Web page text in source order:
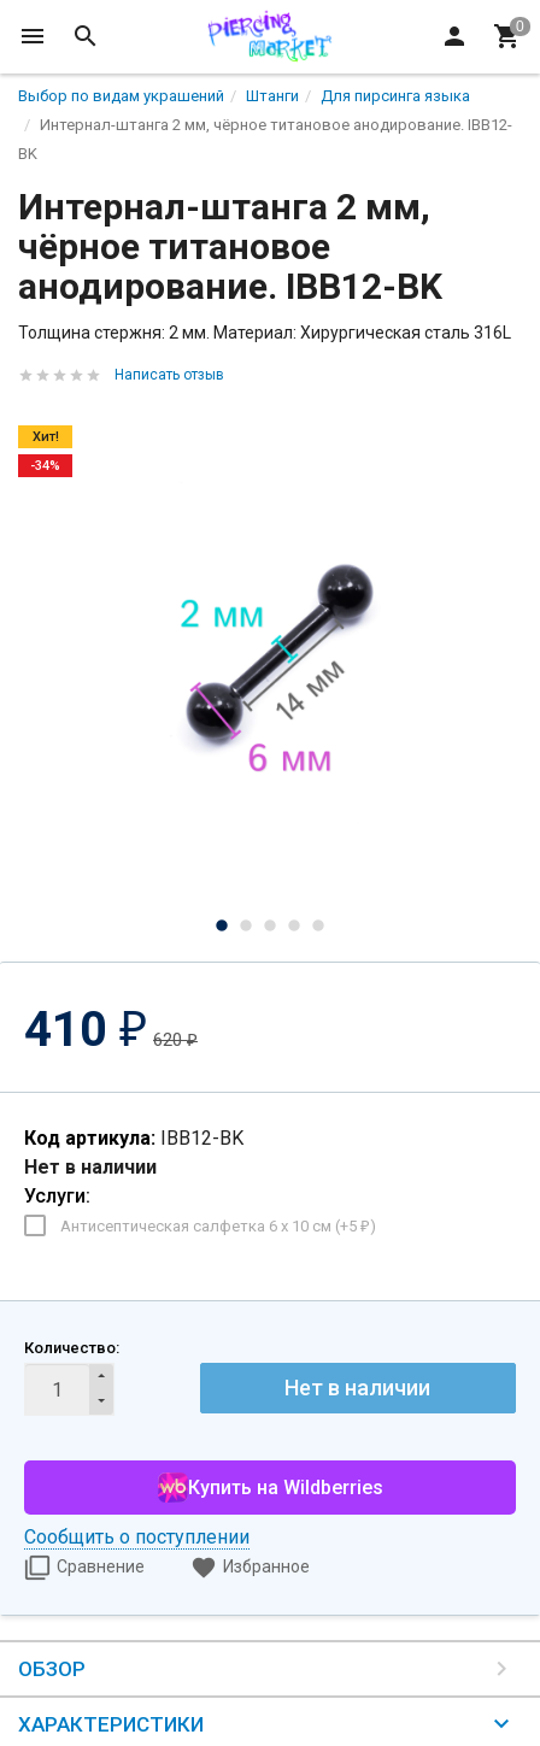
Выбор по видам украшений Штанги
Для пирсинга языка
Интернал-штанга 2 мм, чёрное титановое анодирование. IBB12-
BK
Интернал-штанга 2 мм,
чёрное титановое
анодирование. IBB12-BK
Толщина стержня: 2 мм. Материал: Хирургическая сталь 316L
Написать отзыв
Хит!
-34%
410 ₽ 620₽
Код артикула: IBB12-BK
Нет в наличии
Услуги:
Антисептическая салфетка 6 х 10 см (+5 ₽ )
Количество:
Нет в наличии
Купить на Wildberries
Сообщить о поступлении
Сравнение Избранное
ОБЗОР
ХАРАКТЕРИСТИКИ